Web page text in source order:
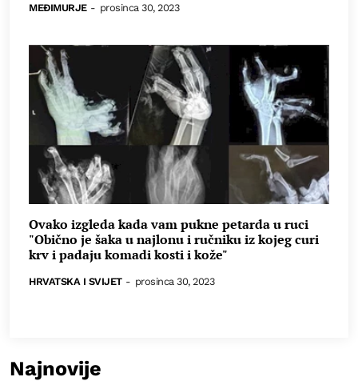
MEĐIMURJE - prosinca 30, 2023
Ovako izgleda kada vam pukne petarda u ruci
"Obično je šaka u najlonu i ručniku iz kojeg curi
krv i padaju komadi kosti i kože"
HRVATSKA I SVIJET - prosinca 30, 2023
Najnovije